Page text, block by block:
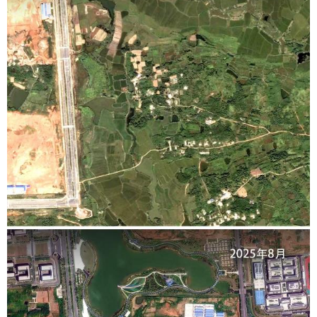
学术中国 乡村振兴 银龄 溯源中国
城市 旅游 能源 会展
彩票 娱乐 时尚 悦读
公益 一带一路 亚太网 上市公司
文化产业
地方频道
北京 天津 河北 山西
辽宁 上海 江苏
浙江 安徽 福建 江西